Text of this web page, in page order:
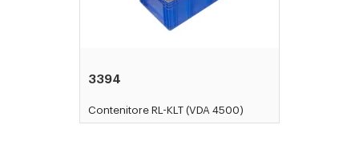
3394
Contenitore RL-KLT (VDA 4500)